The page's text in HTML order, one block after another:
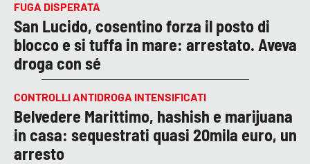
FUGA DISPERATA
San Lucido, cosentino forza il posto di
blocco e si tuffa in mare: arrestato. Aveva
droga con sé
CONTROLLI ANTIDROGA INTENSIFICATI
Belvedere Marittimo, hashish e marijuana
in casa: sequestrati quasi 20mila euro, un
arresto